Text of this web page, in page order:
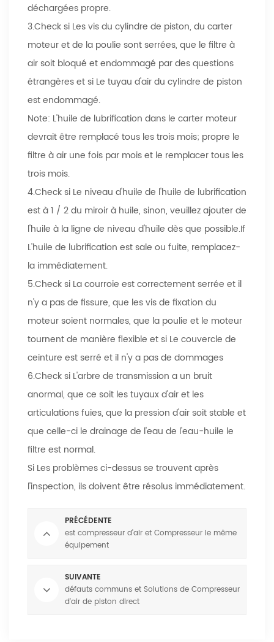
déchargées propre.
3.Check si Les vis du cylindre de piston, du carter
moteur et de la poulie sont serrées, que le filtre à
air soit bloqué et endommagé par des questions
étrangères et si Le tuyau d'air du cylindre de piston
est endommagé.
Note: L'huile de lubrification dans le carter moteur
devrait être remplacé tous les trois mois; propre le
filtre à air une fois par mois et le remplacer tous les
trois mois.
4.Check si Le niveau d'huile de l'huile de lubrification
est à 1 / 2 du miroir à huile, sinon, veuillez ajouter de
l'huile à la ligne de niveau d'huile dès que possible.If
L'huile de lubrification est sale ou fuite, remplacez-
la immédiatement.
5.Check si La courroie est correctement serrée et il
n'y a pas de fissure, que les vis de fixation du
moteur soient normales, que la poulie et le moteur
tournent de manière flexible et si Le couvercle de
ceinture est serré et il n'y a pas de dommages
6.Check si L'arbre de transmission a un bruit
anormal, que ce soit les tuyaux d'air et les
articulations fuies, que la pression d'air soit stable et
que celle-ci le drainage de l'eau de l'eau-huile le
filtre est normal.
Si Les problèmes ci-dessus se trouvent après
l'inspection, ils doivent être résolus immédiatement.
PRÉCÉDENTE
est compresseur d'air et Compresseur le même
équipement
SUIVANTE
défauts communs et Solutions de Compresseur
d'air de piston direct